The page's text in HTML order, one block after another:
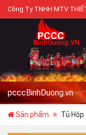
Công Ty TNHH MTV
pcccBinhDuong.vn
Sản phẩm Tủ